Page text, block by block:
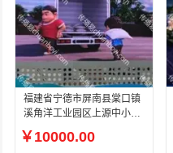
福建省宁德市屏南县棠口镇
溪角洋工业园区上源中小微
双创产业园中心休闲广场 12
㎡高清户外 LED 广告
￥10000.00